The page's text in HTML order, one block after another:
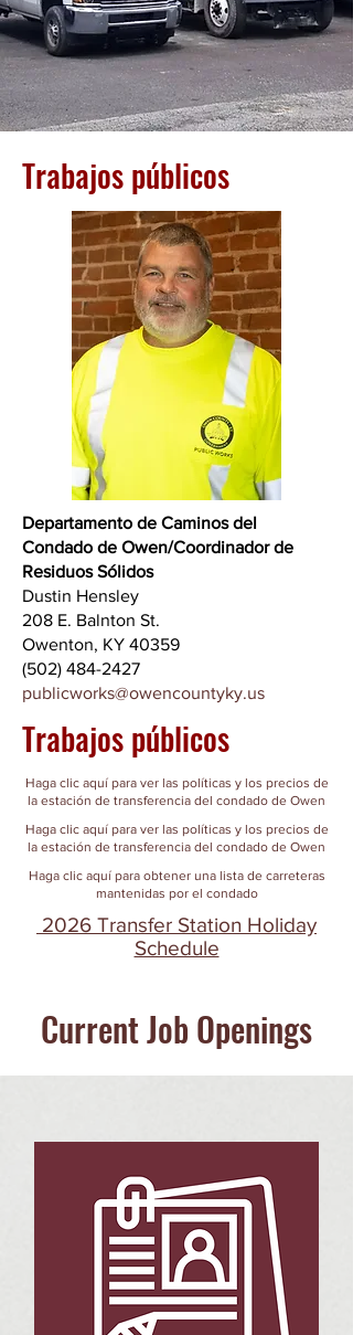
Trabajos públicos
Departamento de Caminos del
Condado de Owen/Coordinador de
Residuos Sólidos
Dustin Hensley
208 E. Balnton St.
Owenton, KY 40359
(502) 484-2427
publicworks@owencountyky.us
Trabajos públicos
Haga clic aquí para ver las políticas y los precios de
la estación de transferencia del condado de Owen
Haga clic aquí para ver las políticas y los precios de
la estación de transferencia del condado de Owen
Haga clic aquí para obtener una lista de carreteras
mantenidas por el condado
2026 Transfer Station Holiday
Schedule
Current Job Openings